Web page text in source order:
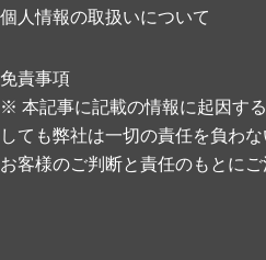
個人情報の取扱いについて
免責事項
※ 本記事に記載の情報に起因す
しても弊社は一切の責任を負わな
お客様のご判断と責任のもとにご